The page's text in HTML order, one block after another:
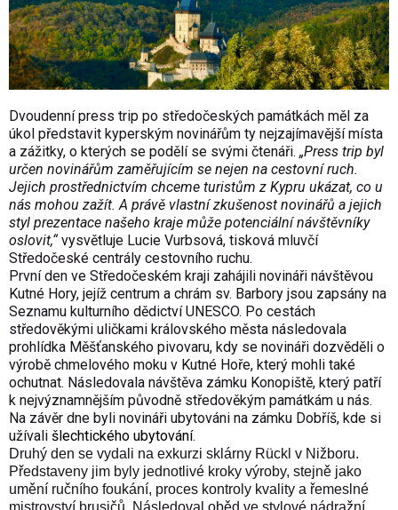
Dvoudenní press trip po středočeských památkách měl za
úkol představit kyperským novinářům ty nejzajímavější místa
a zážitky, o kterých se podělí se svými čtenáři. „Press trip byl
určen novinářům zaměřujícím se nejen na cestovní ruch.
Jejich prostřednictvím chceme turistům z Kypru ukázat, co u
nás mohou zažít. A právě vlastní zkušenost novinářů a jejich
styl prezentace našeho kraje může potenciální návštěvníky
oslovit,“vysvětluje Lucie Vurbsová, tisková mluvčí
Středočeské centrály cestovního ruchu.
První den ve Středočeském kraji zahájili novináři návštěvou
Kutné Hory, jejíž centrum a chrám sv. Barbory jsou zapsány na
Seznamu kulturního dědictví UNESCO. Po cestách
středověkými uličkami královského města následovala
prohlídka Měšťanského pivovaru, kdy se novináři dozvěděli o
výrobě chmelového moku v Kutné Hoře, který mohli také
ochutnat. Následovala návštěva zámku Konopiště, který patří
k nejvýznamnějším původně středověkým památkám u nás.
Na závěr dne byli novináři ubytováni na zámku Dobříš, kde si
užívali šlechtického ubytování.
Druhý den se vydali na exkurzi sklárny Rückl v Nižboru.
Představeny jim byly jednotlivé kroky výroby, stejně jako
umění ručního foukání, proces kontroly kvality a řemeslné
mistrovství brusičů. Následoval oběd ve stylové nádražní